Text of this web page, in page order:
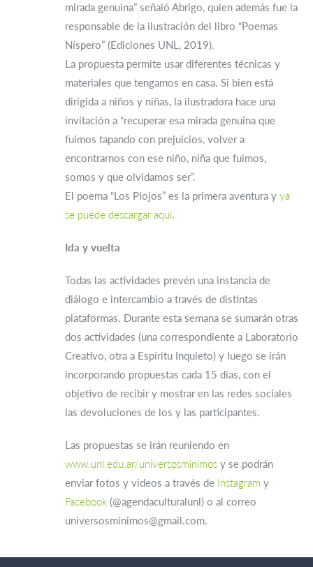
mirada genuina” señaló Abrigo, quien además fue la
responsable de la ilustración del libro “Poemas
Níspero” (Ediciones UNL, 2019).
La propuesta permite usar diferentes técnicas y
materiales que tengamos en casa. Si bien está
dirigida a niños y niñas, la ilustradora hace una
invitación a “recuperar esa mirada genuina que
fuimos tapando con prejuicios, volver a
encontrarnos con ese niño, niña que fuimos,
somos y que olvidamos ser”.
El poema “Los Piojos” es la primera aventura y ya
se puede descargar aquí.
Ida y vuelta
Todas las actividades prevén una instancia de
diálogo e intercambio a través de distintas
plataformas. Durante esta semana se sumarán otras
dos actividades (una correspondiente a Laboratorio
Creativo, otra a Espíritu Inquieto) y luego se irán
incorporando propuestas cada 15 días, con el
objetivo de recibir y mostrar en las redes sociales
las devoluciones de los y las participantes.
Las propuestas se irán reuniendo en
www.unl.edu.ar/universosminimos y se podrán
enviar fotos y videos a través de Instagram y
Facebook (@agendaculturalunl) o al correo
universosminimos@gmail.com.